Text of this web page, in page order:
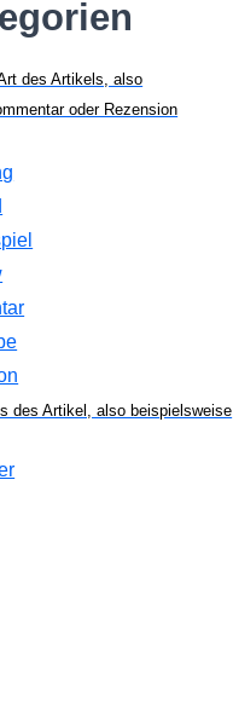
des Artikels, also
oder Rezension
des Artikel, also beispielsweise